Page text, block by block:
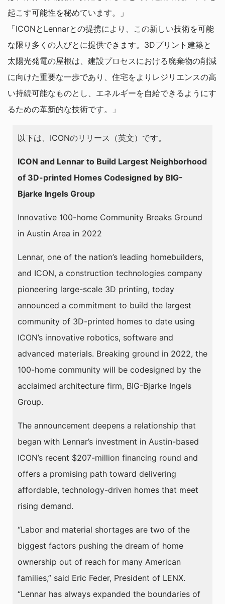
起こす可能性を秘めています。」
「ICONとLennarとの提携により、この新しい技術を可能
な限り多くの人びとに提供できます。3Dプリント建築と
太陽光発電の屋根は、建設プロセスにおける廃棄物の削減
に向けた重要な一歩であり、住宅をよりレジリエンスの高
い持続可能なものとし、エネルギーを自給できるようにす
るための革新的な技術です。」
以下は、ICONのリリース（英文）です。
ICON and Lennar to Build Largest Neighborhood
of 3D-printed Homes Codesigned by BIG-
Bjarke Ingels Group
Innovative 100-home Community Breaks Ground
in Austin Area in 2022
Lennar, one of the nation’s leading homebuilders,
and ICON, a construction technologies company
pioneering large-scale 3D printing, today
announced a commitment to build the largest
community of 3D-printed homes to date using
ICON’s innovative robotics, software and
advanced materials. Breaking ground in 2022, the
100-home community will be codesigned by the
acclaimed architecture firm, BIG-Bjarke Ingels
Group.
The announcement deepens a relationship that
began with Lennar’s investment in Austin-based
ICON’s recent $207-million financing round and
offers a promising path toward delivering
affordable, technology-driven homes that meet
rising demand.
“Labor and material shortages are two of the
biggest factors pushing the dream of home
ownership out of reach for many American
families,” said Eric Feder, President of LENX.
“Lennar has always expanded the boundaries of